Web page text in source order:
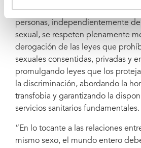
a garantizar que los derechos
personas, independientemente
sexual, se respeten plenamente
derogación de las leyes que
sexuales consentidas, privadas y
promulgando leyes que los
la discriminación, abordando la
transfobia y garantizando la
servicios sanitarios fundamentales.
“En lo tocante a las relaciones
mismo sexo, el mundo entero